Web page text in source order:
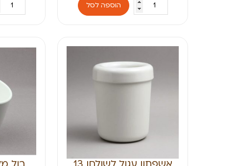
הוספה לסל